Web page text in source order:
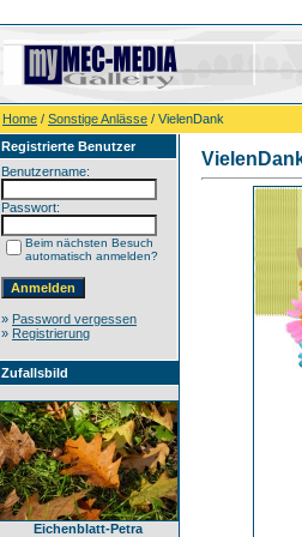
Home / Sonstige Anlässe / VielenDank
Registrierte Benutzer
Benutzername:
Passwort:
Beim nächsten Besuch
automatisch anmelden?
» Password vergessen
» Registrierung
Zufallsbild
Eichenblatt-Petra